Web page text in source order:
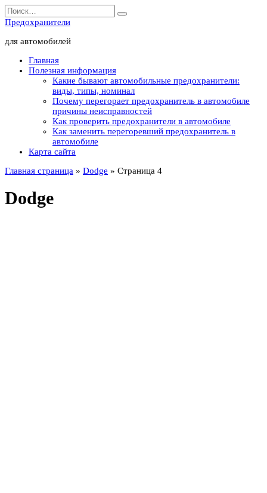
Перейти
к
содержанию
Search
for:
Предохранители
для автомобилей
Главная
Полезная информация
Какие бывают автомобильные предохранители:
виды, типы, номинал
Почему перегорает предохранитель в автомобиле
причины неисправностей
Как проверить предохранители в автомобиле
Как заменить перегоревший предохранитель в
автомобиле
Карта сайта
Главная страница » Dodge » Страница 4
Dodge